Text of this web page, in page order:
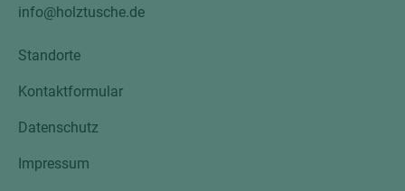
info@holztusche.de
Standorte
Kontaktformular
Datenschutz
Impressum